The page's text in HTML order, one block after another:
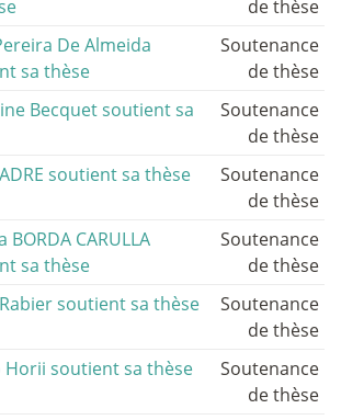
de thèse
De Almeida
sa thèse
Soutenance
de thèse
Becquet soutient sa
Soutenance
de thèse
soutient sa thèse
Soutenance
de thèse
BORDA CARULLA
sa thèse
Soutenance
de thèse
soutient sa thèse
Soutenance
de thèse
Horii soutient sa thèse
Soutenance
de thèse